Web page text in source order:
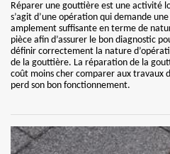
Réparer une gouttière est une activité
s’agit d’une opération qui demande
amplement suffisante en terme de
pièce afin d’assurer le bon diagnostic
définir correctement la nature
de la gouttière. La réparation de la
coût moins cher comparer aux travaux
perd son bon fonctionnement.